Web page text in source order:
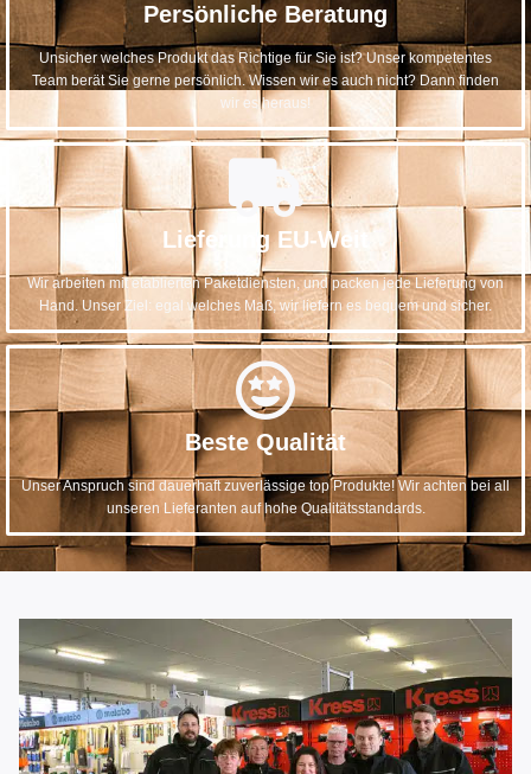
Persönliche Beratung
Unsicher welches Produkt das Richtige für Sie ist? Unser kompetentes
Team berät Sie gerne persönlich. Wissen wir es auch nicht? Dann finden
wir es heraus!
Lieferung EU-Weit
Wir arbeiten mit etablierten Paketdiensten, und packen jede Lieferung von
Hand. Unser Ziel: egal welches Maß, wir liefern es bequem und sicher.
Beste Qualität
Unser Anspruch sind dauerhaft zuverlässige top Produkte! Wir achten bei all
unseren Lieferanten auf hohe Qualitätsstandards.